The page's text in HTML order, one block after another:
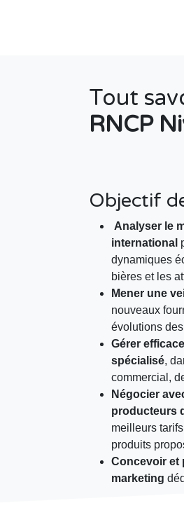
Tout
RNCP
Objectif
Analyser le
international
dynamiques
bières et les
Mener une
nouveaux
évolutions
Gérer
spécialisé,
commercial,
Négocier
producteurs
meilleurs
produits
Concevoir et
marketing